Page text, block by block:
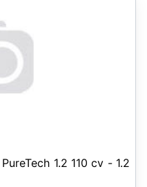
1.2 110 cv - 1.2